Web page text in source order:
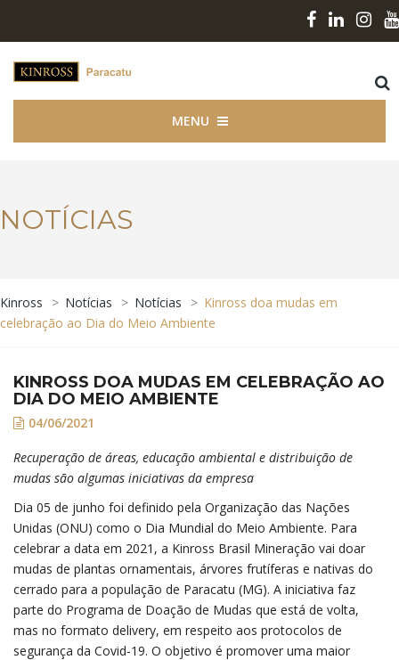
MENU
NOTÍCIAS
Kinross > Notícias > Notícias > Kinross doa mudas em
celebração ao Dia do Meio Ambiente
KINROSS DOA MUDAS EM CELEBRAÇÃO AO
DIA DO MEIO AMBIENTE
04/06/2021
Recuperação de áreas, educação ambiental e distribuição de
mudas são algumas iniciativas da empresa
Dia 05 de junho foi definido pela Organização das Nações
Unidas (ONU) como o Dia Mundial do Meio Ambiente. Para
celebrar a data em 2021, a Kinross Brasil Mineração vai doar
mudas de plantas ornamentais, árvores frutíferas e nativas do
cerrado para a população de Paracatu (MG). A iniciativa faz
parte do Programa de Doação de Mudas que está de volta,
mas no formato delivery, em respeito aos protocolos de
segurança da Covid-19. O objetivo é promover uma maior